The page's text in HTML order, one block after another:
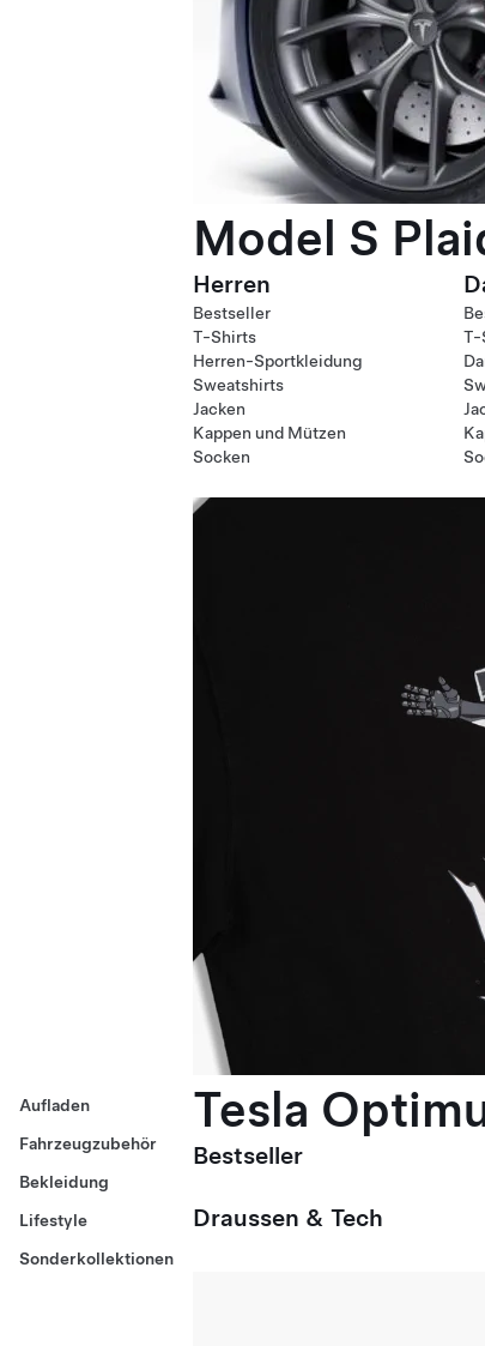
Aufladen
Fahrzeugzubehör
Bekleidung
Lifestyle
Sonderkollektionen
Model S
Herren
Bestseller
T-Shirts
Herren-Sportkleidung
Sweatshirts
Jacken
Kappen und Mützen
Socken
T-
Tesla
Bestseller
Draussen & Tech